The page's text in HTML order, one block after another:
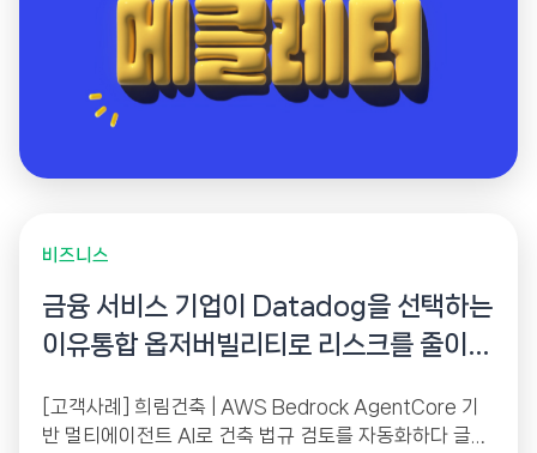
비즈니스
금융 서비스 기업이 Datadog을 선택하는
이유통합 옵저버빌리티로 리스크를 줄이고
[고객사례] 희림건축 | AWS Bedrock AgentCore 기
반 멀티에이전트 AI로 건축 법규 검토를 자동화하다 글로